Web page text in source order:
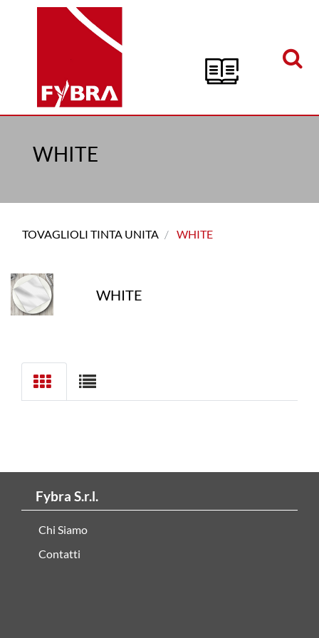
Open menu
WHITE
TOVAGLIOLI TINTA UNITA WHITE
WHITE
Fybra S.r.l.
Chi Siamo
Contatti